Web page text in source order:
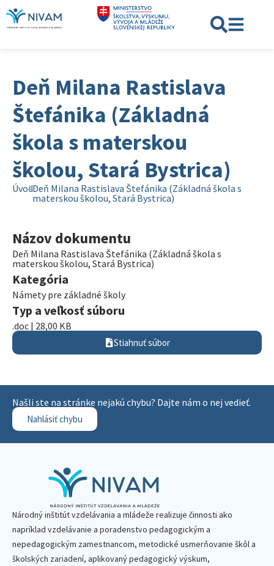
Deň Milana Rastislava
Štefánika (Základná
škola s materskou
školou, Stará Bystrica)
ÚvodDeň Milana Rastislava Štefánika (Základná škola s
materskou školou, Stará Bystrica)
Názov dokumentu
Deň Milana Rastislava Štefánika (Základná škola s
materskou školou, Stará Bystrica)
Kategória
Námety pre základné školy
Typ a veľkosť súboru
.doc | 28,00 KB
Stiahnuť súbor
Našli ste na stránke nejakú chybu? Dajte nám o nej vedieť.
Nahlásiť chybu
Národný inštitút vzdelávania a mládeže realizuje činnosti ako
napríklad vzdelávanie a poradenstvo pedagogickým a
nepedagogickým zamestnancom, metodické usmerňovanie škôl a
školských zariadení, aplikovaný pedagogický výskum,